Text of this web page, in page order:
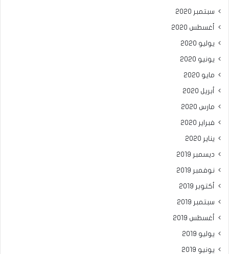
سبتمبر 2020
أغسطس 2020
يوليو 2020
يونيو 2020
مايو 2020
أبريل 2020
مارس 2020
فبراير 2020
يناير 2020
ديسمبر 2019
نوفمبر 2019
أكتوبر 2019
سبتمبر 2019
أغسطس 2019
يوليو 2019
يونيو 2019